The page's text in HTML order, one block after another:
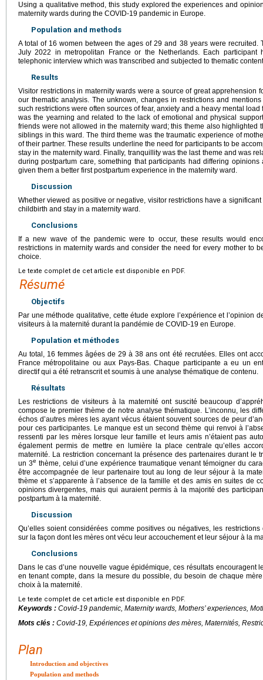
Using a qualitative method, this study explored the experiences and
maternity wards during the COVID-19 pandemic in Europe.
Population and methods
A total of 16 women between the ages of 29 and 38 years were recruited.
July 2022 in metropolitan France or the Netherlands. Each participant
telephonic interview which was transcribed and subjected to thematic
Results
Visitor restrictions in maternity wards were a source of great apprehension
our thematic analysis. The unknown, changes in restrictions and
such restrictions were often sources of fear, anxiety and a heavy mental
was the yearning and related to the lack of emotional and physical
friends were not allowed in the maternity ward; this theme also highlighted
siblings in this ward. The third theme was the traumatic experience of
of their partner. These results underline the need for participants to be
stay in the maternity ward. Finally, tranquillity was the last theme and was
during postpartum care, something that participants had differing
given them a better first postpartum experience in the maternity ward.
Discussion
Whether viewed as positive or negative, visitor restrictions have a
childbirth and stay in a maternity ward.
Conclusions
If a new wave of the pandemic were to occur, these results would
restrictions in maternity wards and consider the need for every mother to
choice.
Le texte complet de cet article est disponible en PDF.
Résumé
Objectifs
Par une méthode qualitative, cette étude explore l’expérience et l’opinion
visiteurs à la maternité durant la pandémie de COVID-19 en Europe.
Population et méthodes
Au total, 16 femmes âgées de 29 à 38 ans ont été recrutées. Elles ont
France métropolitaine ou aux Pays-Bas. Chaque participante a eu un
directif qui a été retranscrit et soumis à une analyse thématique de contenu.
Résultats
Les restrictions de visiteurs à la maternité ont suscité beaucoup
compose le premier thème de notre analyse thématique. L’inconnu, les
échos d’autres mères les ayant vécus étaient souvent sources de peur
pour ces participantes. Le manque est un second thème qui renvoi à
ressenti par les mères lorsque leur famille et leurs amis n’étaient pas
également permis de mettre en lumière la place centrale qu’elles
maternité. La restriction concernant la présence des partenaires durant le
un 3e thème, celui d’une expérience traumatique venant témoigner du
être accompagnée de leur partenaire tout au long de leur séjour à la
thème et s’apparente à l’absence de la famille et des amis en suites de
opinions divergentes, mais qui auraient permis à la majorité des
postpartum à la maternité.
Discussion
Qu’elles soient considérées comme positives ou négatives, les
sur la façon dont les mères ont vécu leur accouchement et leur séjour à la
Conclusions
Dans le cas d’une nouvelle vague épidémique, ces résultats encouragent
en tenant compte, dans la mesure du possible, du besoin de chaque
choix à la maternité.
Le texte complet de cet article est disponible en PDF.
Keywords : Covid-19 pandemic, Maternity wards, Mothers’ experiences,
Mots clés : Covid-19, Expériences et opinions des mères, Maternités,
Plan
Introduction and objectives
Population and methods